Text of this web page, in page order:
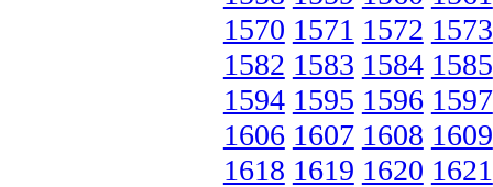
1570 1571 1572 1573
1582 1583 1584 1585
1594 1595 1596 1597
1606 1607 1608 1609
1618 1619 1620 1621